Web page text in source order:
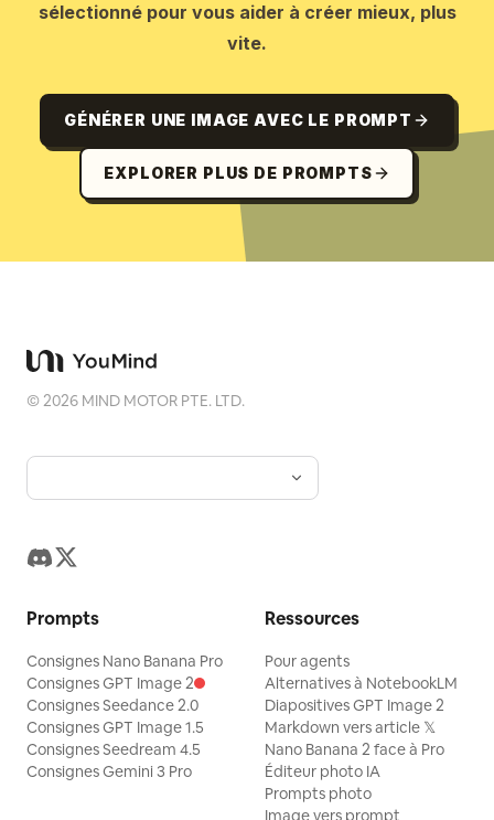
sélectionné pour vous aider à créer mieux, plus
vite.
GÉNÉRER UNE IMAGE AVEC LE PROMPT
EXPLORER PLUS DE PROMPTS
©2026 MIND MOTOR PTE. LTD.
Prompts
Consignes Nano Banana Pro
Consignes GPT Image 2
Consignes Seedance 2.0
Consignes GPT Image 1.5
Consignes Seedream 4.5
Consignes Gemini 3 Pro
Ressources
Pour agents
Alternatives à NotebookLM
Diapositives GPT Image 2
Markdown vers article 𝕏
Nano Banana 2 face à Pro
Éditeur photo IA
Prompts photo
Image vers prompt